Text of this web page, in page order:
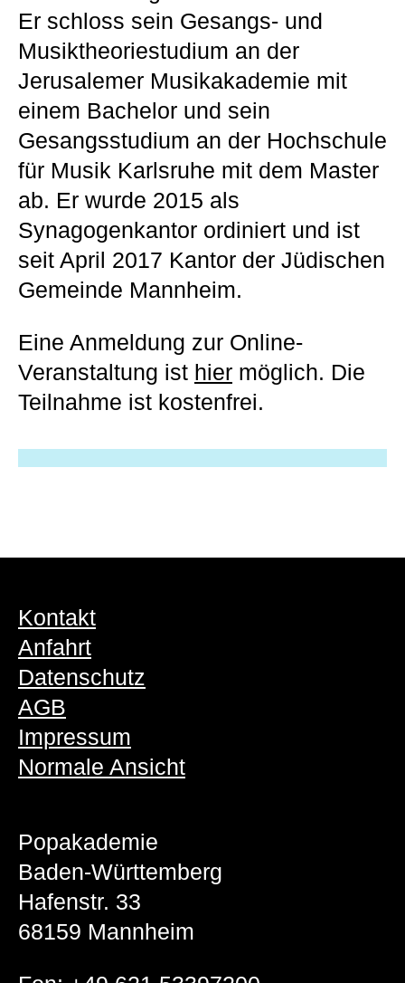
Er schloss sein Gesangs- und
Musiktheoriestudium an der
Jerusalemer Musikakademie mit
einem Bachelor und sein
Gesangsstudium an der Hochschule
für Musik Karlsruhe mit dem Master
ab. Er wurde 2015 als
Synagogenkantor ordiniert und ist
seit April 2017 Kantor der Jüdischen
Gemeinde Mannheim.
Eine Anmeldung zur Online-
Veranstaltung ist hier möglich. Die
Teilnahme ist kostenfrei.
Kontakt
Anfahrt
Datenschutz
AGB
Impressum
Normale Ansicht
Popakademie
Baden-Württemberg
Hafenstr. 33
68159 Mannheim